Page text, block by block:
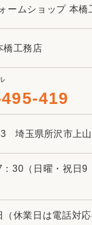
ームショップ 本橋
橋工務店
419
埼玉県所沢市上
30（日曜・祝日
（休業日は電話対